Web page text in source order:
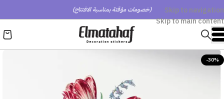
Skip to navigation
Skip to main content
(خصومات مؤقتة بمناسبة الافتتاح)
-30%